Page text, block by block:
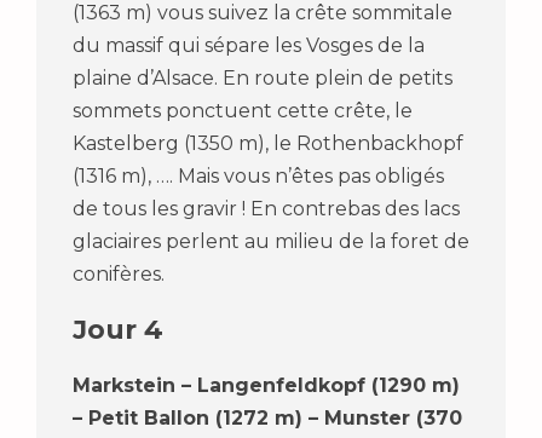
(1363 m) vous suivez la crête sommitale
du massif qui sépare les Vosges de la
plaine d’Alsace. En route plein de petits
sommets ponctuent cette crête, le
Kastelberg (1350 m), le Rothenbackhopf
(1316 m), …. Mais vous n’êtes pas obligés
de tous les gravir ! En contrebas des lacs
glaciaires perlent au milieu de la foret de
conifères.
Jour 4
Markstein – Langenfeldkopf (1290 m)
– Petit Ballon (1272 m) – Munster (370